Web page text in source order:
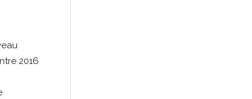
2016